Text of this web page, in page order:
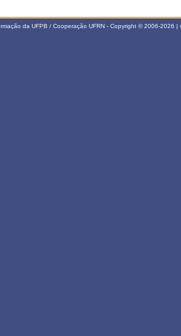
da UFPB / Cooperação UFRN - Copyright © 2006-2026